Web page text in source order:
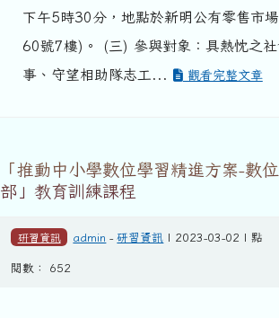
下午5時30分，地點於新明公有零售市
60號7樓)。 (三) 參與對象：具熱忱之
事、守望相助隊志工...
觀看完整文章
「推動中小學數位學習精進方案-數
部」教育訓練課程
研習資訊 admin -研習資訊 | 2023-03-02 | 點
閱數： 652